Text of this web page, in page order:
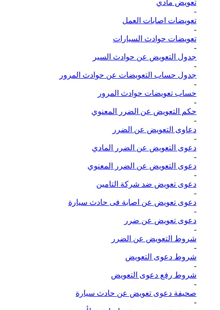
تعويض مادي
-
تعويضات اصابات العمل
-
تعويضات حوادث السيارات
-
جدول التعويض عن حوادث السير
-
جدول حساب التعويضات عن حوادث المرور
-
حساب تعويضات حوادث المرور
-
حكم التعويض عن الضرر المعنوي
-
دعاوى التعويض عن الضرر
-
دعوى التعويض عن الضرر المادي
-
دعوى التعويض عن الضرر المعنوي
-
دعوى تعويض ضد شركة التامين
-
دعوى تعويض عن اصابة فى حادث سيارة
-
دعوى تعويض عن ضرر
-
شروط التعويض عن الضرر
-
شروط دعوى التعويض
-
شروط رفع دعوى التعويض
-
صحيفة دعوى تعويض عن حادث سيارة
-